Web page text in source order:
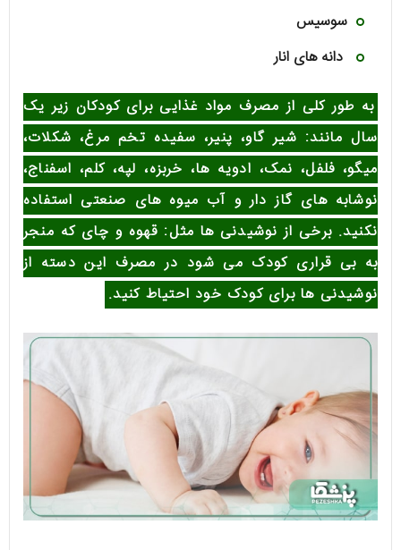
سوسیس
دانه های انار
به طور کلی از مصرف مواد غذایی برای کودکان زیر یک
سال مانند: شیر گاو، پنیر، سفیده تخم مرغ، شکلات،
میگو، فلفل، نمک، ادویه ها، خربزه، لپه، کلم، اسفناج،
نوشابه های گاز دار و آب میوه های صنعتی استفاده
نکنید. برخی از نوشیدنی ها مثل: قهوه و چای که منجر
به بی قراری کودک می شود در مصرف این دسته از
نوشیدنی ها برای کودک خود احتیاط کنید.